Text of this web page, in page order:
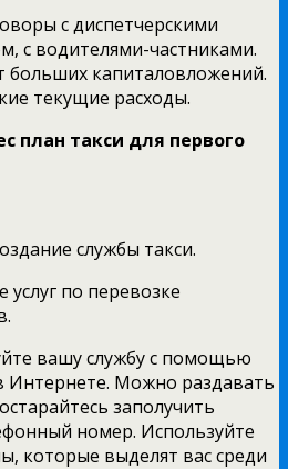
с диспетчерскими
с водителями-частниками.
больших капиталовложений.
текущие расходы.
план такси для первого
службы такси.
услуг по перевозке
вашу службу с помощью
Интернете. Можно раздавать
заполучить
номер. Используйте
которые выделят вас среди